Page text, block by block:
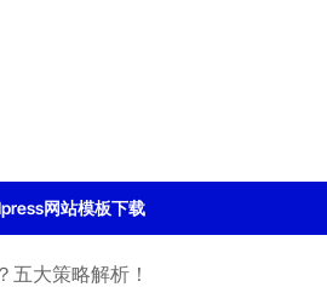
网站模板下载
五大策略解析！